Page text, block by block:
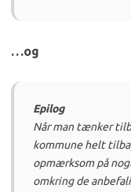
…og
Epilog
Når man tænker
kommune helt
opmærksom på
omkring de